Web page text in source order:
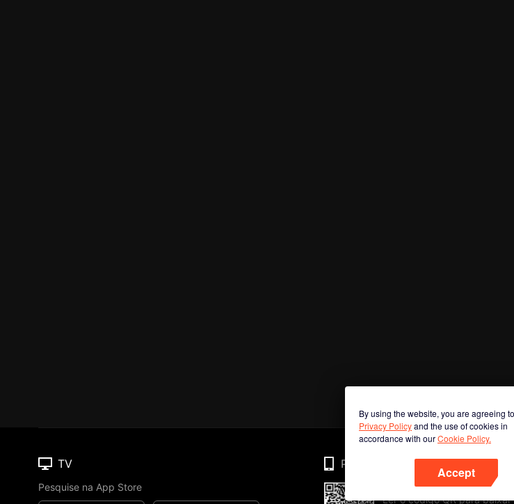
By using the website, you are agreeing
Privacy Policyand the use of cookies in
accordance with ourCookie Policy.
Accept
TV
Pesquise na App Store
Phone
Ler o código QR para baixar